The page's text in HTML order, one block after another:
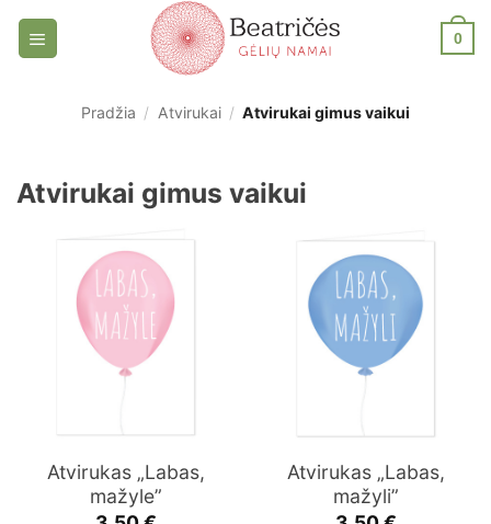
Skip
0
Pradžia / Atvirukai / Atvirukai gimus vaikui
Atvirukai gimus vaikui
Atvirukas „Labas,
mažyle”
Atvirukas „Labas,
mažyli”